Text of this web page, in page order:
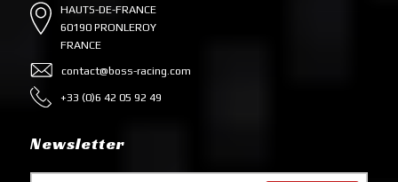
HAUTS-DE-FRANCE
60190 PRONLEROY
FRANCE
contact@boss-racing.com
+33 (0)6 42 05 92 49
Newsletter